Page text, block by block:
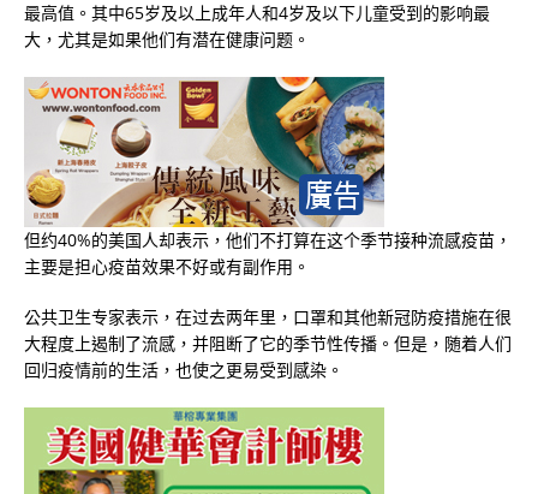
最高值。其中65岁及以上成年人和4岁及以下儿童受到的影响最
大，尤其是如果他们有潜在健康问题。
但约40%的美国人却表示，他们不打算在这个季节接种流感疫苗，
主要是担心疫苗效果不好或有副作用。
公共卫生专家表示，在过去两年里，口罩和其他新冠防疫措施在很
大程度上遏制了流感，并阻断了它的季节性传播。但是，随着人们
回归疫情前的生活，也使之更易受到感染。